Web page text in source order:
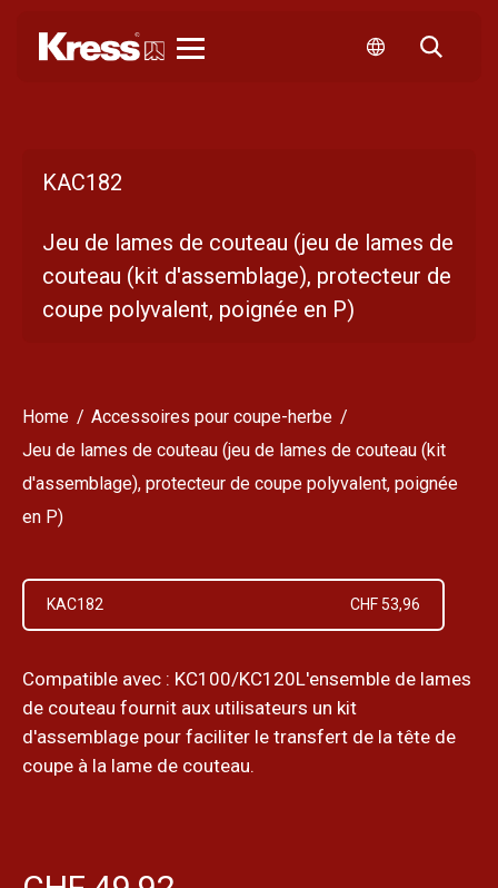
KAC182
Jeu de lames de couteau (jeu de lames de
couteau (kit d'assemblage), protecteur de
coupe polyvalent, poignée en P)
Home
Accessoires pour coupe-herbe
Jeu de lames de couteau (jeu de lames de couteau (kit
d'assemblage), protecteur de coupe polyvalent, poignée
en P)
KAC182 CHF 53,96
Compatible avec : KC100/KC120L'ensemble de lames
de couteau fournit aux utilisateurs un kit
d'assemblage pour faciliter le transfert de la tête de
coupe à la lame de couteau.